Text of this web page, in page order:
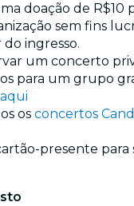
doação de R$10
sem fins
ingresso.
um concerto
para um grupo
aqui
os concertos
presente para